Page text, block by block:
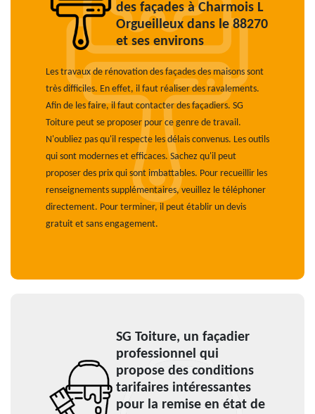
des façades à Charmois L
Orgueilleux dans le 88270
et ses environs
Les travaux de rénovation des façades des maisons sont
très difficiles. En effet, il faut réaliser des ravalements.
Afin de les faire, il faut contacter des façadiers. SG
Toiture peut se proposer pour ce genre de travail.
N'oubliez pas qu'il respecte les délais convenus. Les outils
qui sont modernes et efficaces. Sachez qu'il peut
proposer des prix qui sont imbattables. Pour recueillir les
renseignements supplémentaires, veuillez le téléphoner
directement. Pour terminer, il peut établir un devis
gratuit et sans engagement.
SG Toiture, un façadier
professionnel qui
propose des conditions
tarifaires intéressantes
pour la remise en état de